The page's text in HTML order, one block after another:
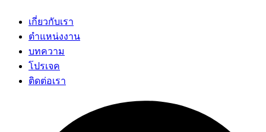
เกี่ยวกับเรา
ตำแหน่งงาน
บทความ
โปรเจค
ติดต่อเรา